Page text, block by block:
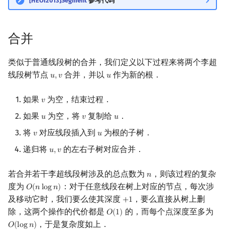
合并
类似于普通线段树的合并，我们定义以下过程来将两个李超
线段树节点 𝑢,𝑣
u,v 合并，并以 𝑢
u 作为新的根．
如果 𝑣
v为空，结束过程．
如果 𝑢
u 为空，将𝑣
v复制给 𝑢
u ．
将 𝑣
v对应线段插入到 𝑢
u为根的子树．
递归将 𝑢,𝑣
u,v 的左右子树对应合并．
若合并若干李超线段树涉及的总点数为 𝑛
n ，则该过程的复杂
度为 𝑂(𝑛log𝑛)
O(nlogn)
：对于任意线段在树上对应的节点，每次涉
及移动它时，我们要么使其深度 +1
+1
，要么直接从树上删
除，这两个操作的代价都是 𝑂(1)
O(1) 的，而每个点深度至多为
𝑂(log𝑛)
O(logn) ，于是复杂度如上．